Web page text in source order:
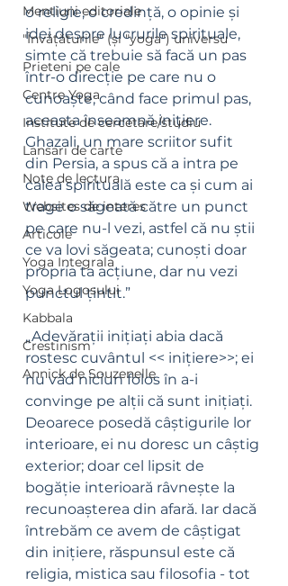
Mentiuni editoriale
"Învățăturile" (și "yoga") universu
Prieteni pe cale
Centre Yoga
Institute de cercetare/studiu
Lansari de carte
Note de lectura
Websites de interes
Articole
Yoga Integrala
Yoga Logosului
Kabbala
Crestinism
Annick de Souzenelle
o religie, o credință, o opinie și
idei despre lucrurile spirituale,
simte că trebuie să facă un pas
într-o direcție pe care nu o
cunoaște; când face primul pas,
aceasta înseamnă inițiere.
Ghazali, un mare scriitor sufit
din Persia, a spus că a intra pe
calea spirituală este ca și cum ai
trage o săgeată către un punct
pe care nu-l vezi, astfel că nu știi
ce va lovi săgeata; cunoști doar
propria ta acțiune, dar nu vezi
punctul țintit.”
„Adevărații inițiați abia dacă
rostesc cuvântul << inițiere>>; ei
nu văd niciun folos în a-i
convinge pe alții că sunt inițiați.
Deoarece posedă câștigurile lor
interioare, ei nu doresc un câștig
exterior; doar cel lipsit de
bogăție interioară râvnește la
recunoașterea din afară. Iar dacă
întrebăm ce avem de câștigat
din inițiere, răspunsul este că
religia, mistica sau filosofia - tot